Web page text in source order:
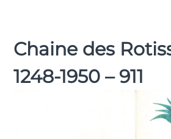
Chaine des
1248-1950 – 911